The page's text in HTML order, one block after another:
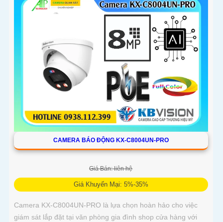
mang lại sự tiện lợi tối đa được bảo vệ với chuẩn IP67, IK10
và hỗ trợ PoE, camera đảm bảo hoạt động ổn định
CAMERA BÁO ĐỘNG KX-C8004UN-PRO
Giá Bán: liên hệ
Giá Khuyến Mại: 5%-35%
Camera KX-C8004UN-PRO là lựa chọn hoàn hảo cho việc
giám sát lắp đặt tại văn phòng gia đình shop cửa hàng với